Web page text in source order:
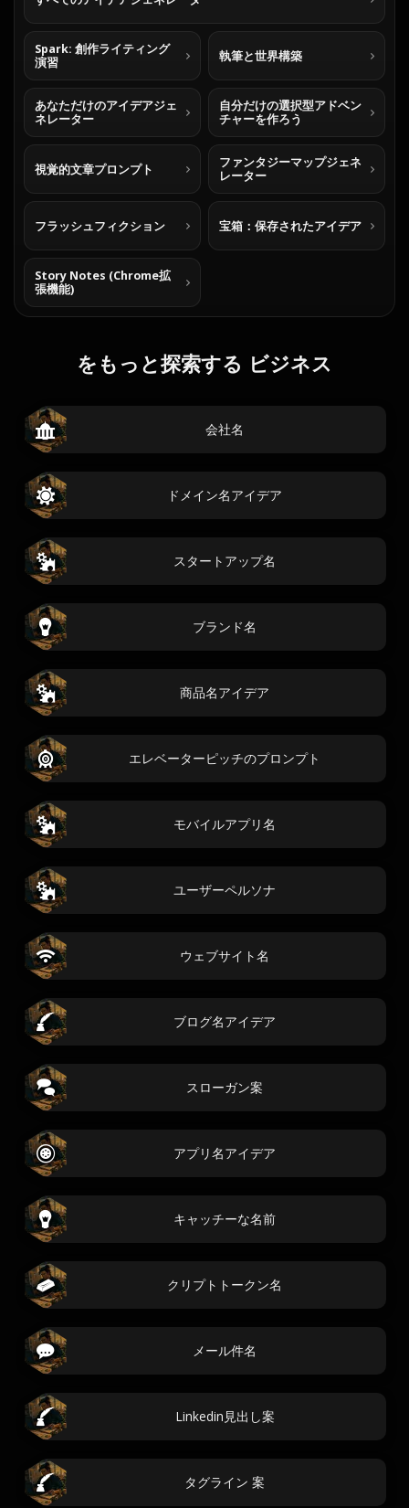
Spark: 創作ライティング
演習
執筆と世界構築
あなただけのアイデアジェ
ネレーター
自分だけの選択型アドベン
チャーを作ろう
視覚的文章プロンプト
ファンタジーマップジェネ
レーター
フラッシュフィクション 宝箱：保存されたアイデア
Story Notes (Chrome拡
張機能)
をもっと探索する ビジネス
会社名
ドメイン名アイデア
スタートアップ名
ブランド名
商品名アイデア
エレベーターピッチのプロンプト
モバイルアプリ名
ユーザーペルソナ
ウェブサイト名
ブログ名アイデア
スローガン案
アプリ名アイデア
キャッチーな名前
クリプトトークン名
メール件名
Linkedin見出し案
タグライン 案